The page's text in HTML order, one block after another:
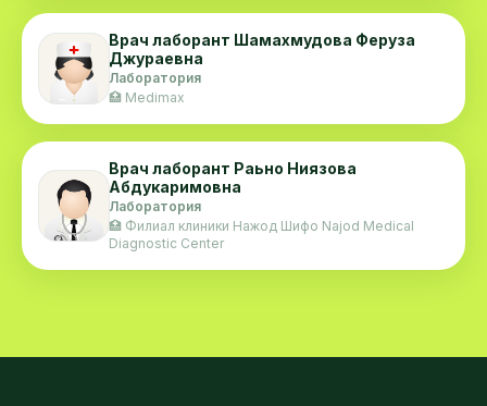
Врач лаборант Шамахмудова Феруза
Джураевна
Лаборатория
🏥 Medimax
Врач лаборант Раьно Ниязова
Абдукаримовна
Лаборатория
🏥 Филиал клиники Нажод Шифо Najod Medical
Diagnostic Center